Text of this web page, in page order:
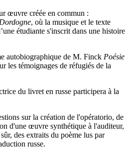
œuvre créée en commun :
, où la musique et le texte
étudiante s'inscrit dans une histoire
autobiographique de M. Finсk Poésie
les témoignages de réfugiés de la
du livret en russe participera à la
sur la création de l'opératorio, de
d'une œuvre synthétique à l'auditeur,
des extraits du poème lus par
russe.